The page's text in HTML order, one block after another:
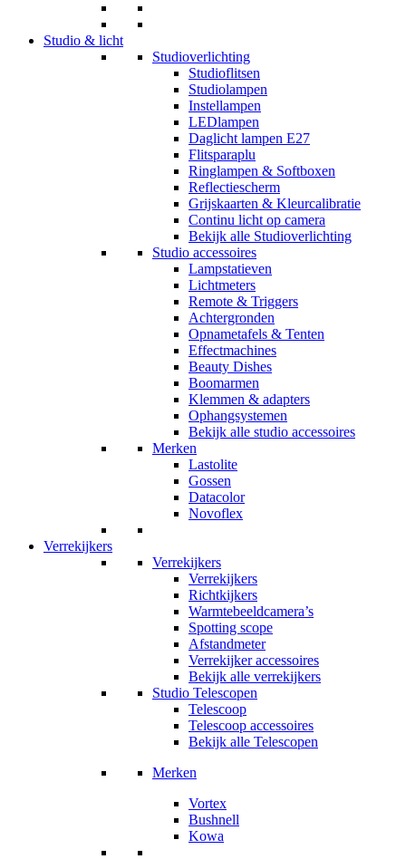
Studio & licht
Studioverlichting
Studioflitsen
Studiolampen
Instellampen
LEDlampen
Daglicht lampen E27
Flitsparaplu
Ringlampen & Softboxen
Reflectiescherm
Grijskaarten & Kleurcalibratie
Continu licht op camera
Bekijk alle Studioverlichting
Studio accessoires
Lampstatieven
Lichtmeters
Remote & Triggers
Achtergronden
Opnametafels & Tenten
Effectmachines
Beauty Dishes
Boomarmen
Klemmen & adapters
Ophangsystemen
Bekijk alle studio accessoires
Merken
Lastolite
Gossen
Datacolor
Novoflex
Verrekijkers
Verrekijkers
Verrekijkers
Richtkijkers
Warmtebeeldcamera’s
Spotting scope
Afstandmeter
Verrekijker accessoires
Bekijk alle verrekijkers
Studio Telescopen
Telescoop
Telescoop accessoires
Bekijk alle Telescopen
Merken
Vortex
Bushnell
Kowa